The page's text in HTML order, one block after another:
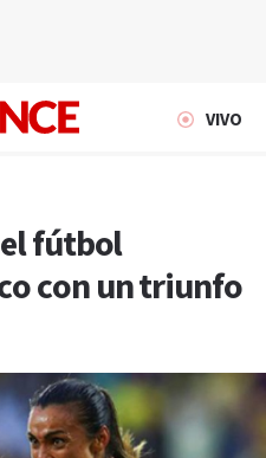
VIVO
fútbol
con un triunfo